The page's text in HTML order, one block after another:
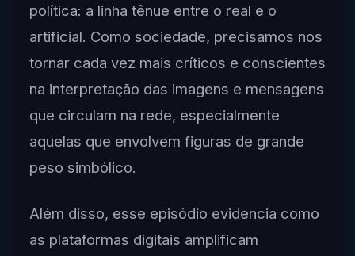
política: a linha tênue entre o real e o
artificial. Como sociedade, precisamos nos
tornar cada vez mais críticos e conscientes
na interpretação das imagens e mensagens
que circulam na rede, especialmente
aquelas que envolvem figuras de grande
peso simbólico.
Além disso, esse episódio evidencia como
as plataformas digitais amplificam